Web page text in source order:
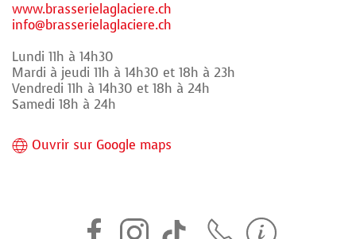
www.brasserielaglaciere.ch
info@brasserielaglaciere.ch
Lundi 11h à 14h30
Mardi à jeudi 11h à 14h30 et 18h à 23h
Vendredi 11h à 14h30 et 18h à 24h
Samedi 18h à 24h
Ouvrir sur Google maps